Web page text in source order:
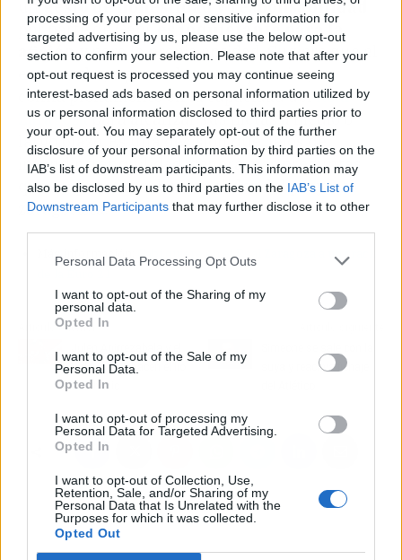
processing of your personal or sensitive information for
targeted advertising by us, please use the below opt-out
section to confirm your selection. Please note that after your
opt-out request is processed you may continue seeing
interest-based ads based on personal information utilized by
us or personal information disclosed to third parties prior to
your opt-out. You may separately opt-out of the further
disclosure of your personal information by third parties on the
IAB’s list of downstream participants. This information may
also be disclosed by us to third parties on the IAB’s List of
Downstream Participants that may further disclose it to other
Personal Data Processing Opt Outs
I want to opt-out of the Sharing of my
personal data.
Opted In
I want to opt-out of the Sale of my
Personal Data.
Opted In
I want to opt-out of processing my
Personal Data for Targeted Advertising.
Opted In
I want to opt-out of Collection, Use,
Retention, Sale, and/or Sharing of my
Personal Data that Is Unrelated with the
Purposes for which it was collected.
Opted Out
ungesto de honestidad y responsabilidad
por parte de Gabi,es inquietante para la
aficióny para la propia entidad. Sugiere que el
entrenador, a pesar de su compromiso, no
confía plenamente en la capacidad delReal
Zaragozapara alcanzar sus metas a medio o
largo plazo. Es una decisión que, lejos de
infundir tranquilidad, genera más preguntas
que respuestas sobre la solidez del proyecto
zaragocista.
Más información:
Gabi quiere en el Real Zaragoza a un crack
Artículo anterior
Valencia CF hacen el lío
al Athletic
suya y reactiva fichaje